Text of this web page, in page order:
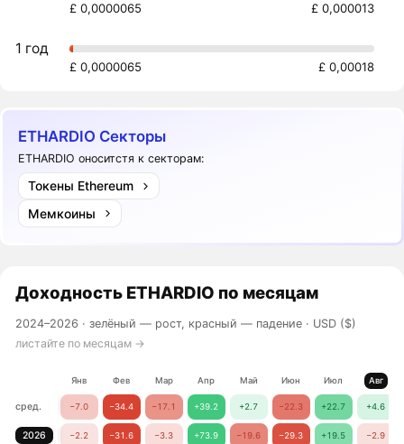
£ 0,0000065 £ 0,000013
1 год
£ 0,0000065 £ 0,00018
ETHARDIO Секторы
ETHARDIO оноситстя к секторам:
Токены Ethereum
Мемкоины
Доходность ETHARDIO по месяцам
2024–2026 ·зелёный — рост, красный — падение · USD ($)
листайте по месяцам →
Янв Фев Мар Апр Май Июн Июл Авг
сред. −7.0 −34.4 −17.1 +39.2 +2.7 −22.3 +22.7 +4.6
2026 −2.2 −31.6 −3.3 +73.9 −19.6 −29.3 +19.5 −2.9